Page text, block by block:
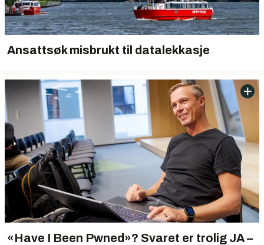
Ansattsøk misbrukt til datalekkasje
«Have I Been Pwned»? Svaret er trolig JA –